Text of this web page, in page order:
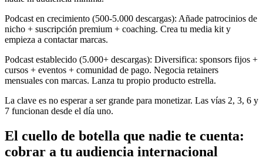
Podcast en crecimiento (500-5.000 descargas): Añade patrocinios de
nicho + suscripción premium + coaching. Crea tu media kit y
empieza a contactar marcas.
Podcast establecido (5.000+ descargas): Diversifica: sponsors fijos +
cursos + eventos + comunidad de pago. Negocia retainers
mensuales con marcas. Lanza tu propio producto estrella.
La clave es no esperar a ser grande para monetizar. Las vías 2, 3, 6 y
7 funcionan desde el día uno.
El cuello de botella que nadie te cuenta:
cobrar a tu audiencia internacional